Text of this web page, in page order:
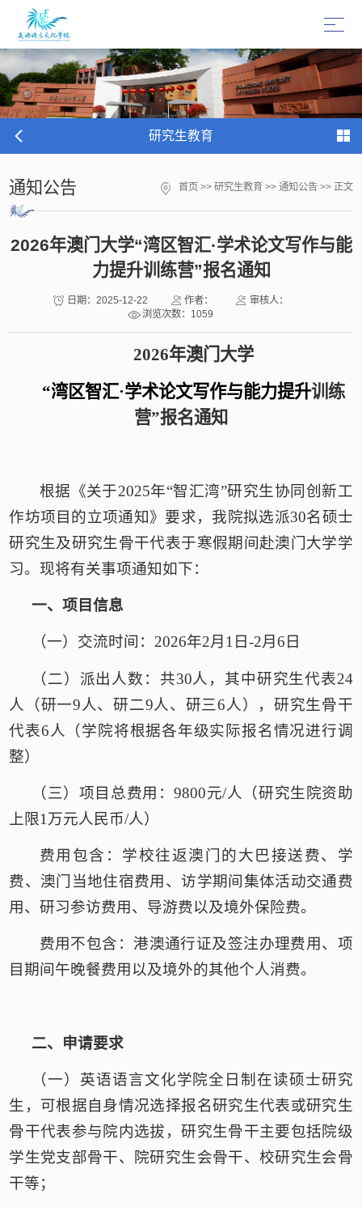
研究生教育
通知公告 首页 >> 研究生教育 >> 通知公告>> 正文
2026年澳门大学“湾区智汇·学术论文写作与能
力提升训练营”报名通知
日期：2025-12-22 作者：
审核人：
浏览次数： 1059
2026年澳门大学
“湾区智汇·学术论文写作与能力提升训练
营”报名通知
根据《关于2025年“智汇湾”研究生协同创新工
作坊项目的立项通知》要求， 我院拟选派30名硕士
研究生及研究生骨干代表于寒假期间赴澳门大学学
习。现将有关事项通知如下：
一、项目信息
（一）交流时间：2026年2月1日-2月6日
（二）派出人数：共30人，其中研究生代表24
人（研一9人、研二9人、研三6人），研究生骨干
代表6人（学院将根据各年级实际报名情况进行调
整）
（三）项目总费用 ：9800元/人（研究生院资助
上限1万元人民币/人）
费用包含：学校往返澳门的大巴接送费、学
费、澳门当地住宿费用、访学期间集体活动交通费
用、研习参访费用、导游费以及境外保险费。
费用不包含：港澳通行证及签注办理费用、项
目期间午晚餐费用以及境外的其他个人消费。
二、 申请要求
（一） 英语语言文化学院全日制在读硕士研究
生，可根据自身情况选择报名研究生代表或研究生
骨干代表参与院内选拔，研究生骨干主要包括院级
学生党支部骨干、院研究生会骨干、校研究生会骨
干等；